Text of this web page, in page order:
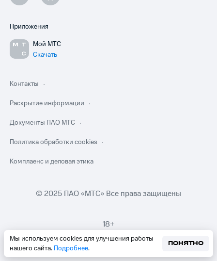
Мы используем cookies для улучшения работы
нашего сайта. Подробнее.
ПОНЯТНО
Приложения
Мой МТС
Скачать
Контакты
Раскрытие информации
Документы ПАО МТС
Политика обработки cookies
Комплаенс и деловая этика
© 2025 ПАО «МТС» Все права защищены
18+